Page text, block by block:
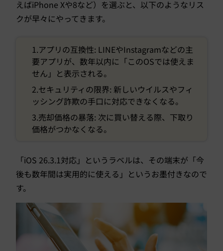
えばiPhone Xや8など）を選ぶと、以下のようなリス
クが早々にやってきます。
1.アプリの互換性: LINEやInstagramなどの主
要アプリが、数年以内に「このOSでは使えま
せん」と表示される。
2.セキュリティの限界: 新しいウイルスやフィ
ッシング詐欺の手口に対応できなくなる。
3.売却価格の暴落: 次に買い替える際、下取り
価格がつかなくなる。
「iOS 26.3.1対応」というラベルは、その端末が「今
後も数年間は実用的に使える」というお墨付きなので
す。